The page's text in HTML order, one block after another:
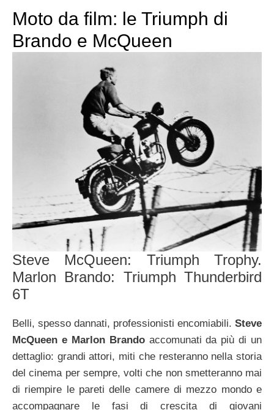
Moto da film: le Triumph di
Brando e McQueen
Steve McQueen: Triumph Trophy.
Marlon Brando: Triumph Thunderbird
6T
Belli, spesso dannati, professionisti encomiabili. Steve
McQueen e Marlon Brandoaccomunati da più di un
dettaglio: grandi attori, miti che resteranno nella storia
del cinema per sempre, volti che non smetteranno mai
di riempire le pareti delle camere di mezzo mondo e
accompagnare le fasi di crescita di giovani